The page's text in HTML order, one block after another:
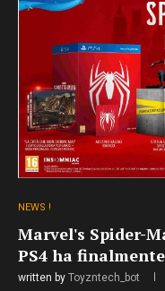
NEWS !
Marvel's Spider-
PS4 ha
written by Toyzntech_bot